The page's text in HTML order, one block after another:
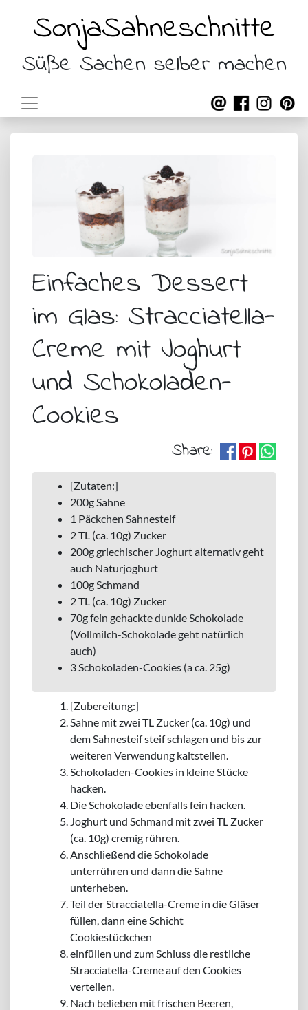
SonjaSahneschnitte
Süße Sachen selber machen
Einfaches Dessert
im Glas: Stracciatella-
Creme mit Joghurt
und Schokoladen-
Cookies
Share:
[Zutaten:]
200g Sahne
1 Päckchen Sahnesteif
2 TL (ca. 10g) Zucker
200g griechischer Joghurt alternativ geht
auch Naturjoghurt
100g Schmand
2 TL (ca. 10g) Zucker
70g fein gehackte dunkle Schokolade
(Vollmilch-Schokolade geht natürlich
auch)
3 Schokoladen-Cookies (a ca. 25g)
[Zubereitung:]
Sahne mit zwei TL Zucker (ca. 10g) und
dem Sahnesteif steif schlagen und bis zur
weiteren Verwendung kaltstellen.
Schokoladen-Cookies in kleine Stücke
hacken.
Die Schokolade ebenfalls fein hacken.
Joghurt und Schmand mit zwei TL Zucker
(ca. 10g) cremig rühren.
Anschließend die Schokolade
unterrühren und dann die Sahne
unterheben.
Teil der Stracciatella-Creme in die Gläser
füllen, dann eine Schicht
Cookiestückchen
einfüllen und zum Schluss die restliche
Stracciatella-Creme auf den Cookies
verteilen.
Nach belieben mit frischen Beeren,